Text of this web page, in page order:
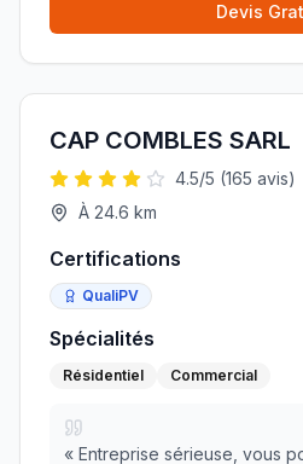
Devis
CAP COMBLES SARL
4.5/5 (165 avis)
À 24.6 km
Certifications
QualiPV
Spécialités
Résidentiel Commercial
« Entreprise sérieuse, vous